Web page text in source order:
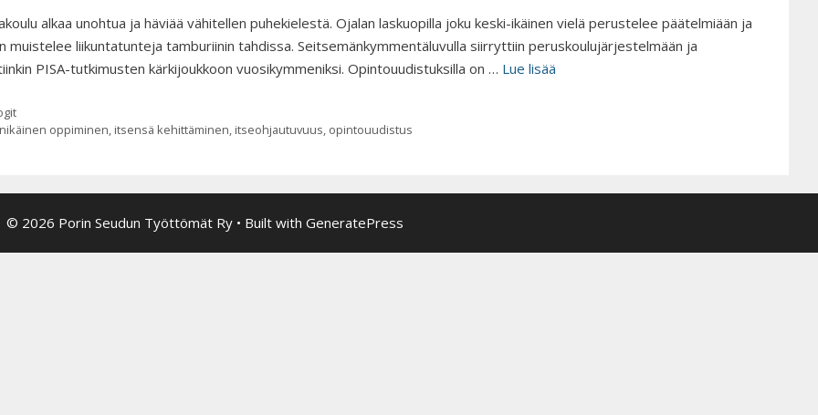
alkaa unohtua ja häviää vähitellen puhekielestä. Ojalan laskuopilla joku keski-ikäinen vielä perustelee päätelmiään ja
muistelee liikuntatunteja tamburiinin tahdissa. Seitsemänkymmentäluvulla siirryttiin peruskoulujärjestelmään ja
PISA-tutkimusten kärkijoukkoon vuosikymmeniksi. Opintouudistuksilla on … Lue lisää
oppiminen, itsensä kehittäminen, itseohjautuvuus, opintouudistus
© 2026 Porin Seudun Työttömät Ry• Built with GeneratePress